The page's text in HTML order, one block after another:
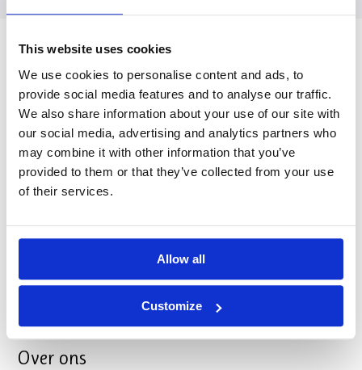
This website uses cookies
We use cookies to personalise content and ads, to
provide social media features and to analyse our traffic.
We also share information about your use of our site with
our social media, advertising and analytics partners who
may combine it with other information that you’ve
provided to them or that they’ve collected from your use
of their services.
Allow all
Customize
Opleidingen
Spiritualiteit en Zingeving | SKB – SKGV
Verlies-, Rouw- & Stervensbegeleiding | SKB
Geestelijk begeleider
Psychosociale Basiskennis (PSBK) | CPION
Oriëntatieroute opleidingskeuze
Over ons